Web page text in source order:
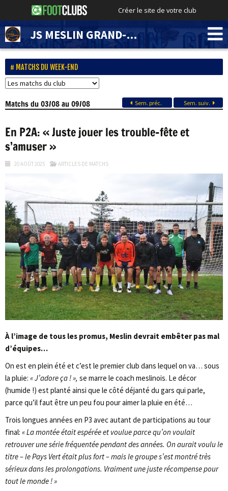
Créer le site de votre club
JS MESLIN GRAND-MARAIS
MATCHS DU WEEK-END
Matchsdu 03/08 au 09/08 Sem. préc. Sem. suiv.
En P2A: « Juste jouer les trouble-fête et
s’amuser »
20 AOÛT 2025 ARTICLES DE MATCHS
À l’image de tous les promus, Meslin devrait embêter pas mal
d’équipes…
On est en plein été et c’est le premier club dans lequel on va… sous
la pluie: « J’adore ça ! », se marre le coach meslinois. Le décor
(humide !) est planté ainsi que le côté déjanté du gars qui parle,
parce qu’il faut être un peu fou pour aimer la pluie en été…
Trois longues années en P3 avec autant de participations au tour
final: « La montée était espérée et voulue parce qu’on voulait
retrouver une série fréquentée pendant des années. On aurait voulu le
titre – le Pays Vert était plus fort – mais le groupe s’est montré très
sérieux dans les prolongations. Vraiment une juste récompense pour
tout le monde ! »